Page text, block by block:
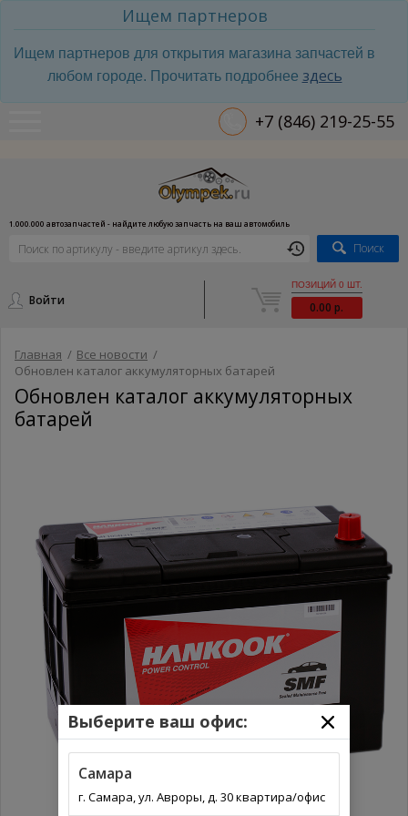
Ищем партнеров
Ищем партнеров для открытия магазина запчастей в
любом городе. Прочитать подробнее здесь
+7 (846) 219-25-55
1.000.000 автозапчастей - найдите любую запчасть на ваш автомобиль
Поиск
Войти
ПОЗИЦИЙ 0 ШТ.
0.00 р.
Главная / Все новости /
Обновлен каталог аккумуляторных батарей
Обновлен каталог аккумуляторных
батарей
Выберите ваш офис:
Самара
г. Самара, ул. Авроры, д. 30 квартира/офис